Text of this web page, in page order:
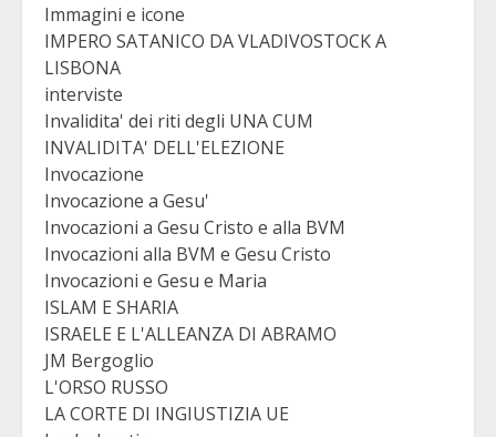
Immagini e icone
IMPERO SATANICO DA VLADIVOSTOCK A
LISBONA
interviste
Invalidita' dei riti degli UNA CUM
INVALIDITA' DELL'ELEZIONE
Invocazione
Invocazione a Gesu'
Invocazioni a Gesu Cristo e alla BVM
Invocazioni alla BVM e Gesu Cristo
Invocazioni e Gesu e Maria
ISLAM E SHARIA
ISRAELE E L'ALLEANZA DI ABRAMO
JM Bergoglio
L'ORSO RUSSO
LA CORTE DI INGIUSTIZIA UE